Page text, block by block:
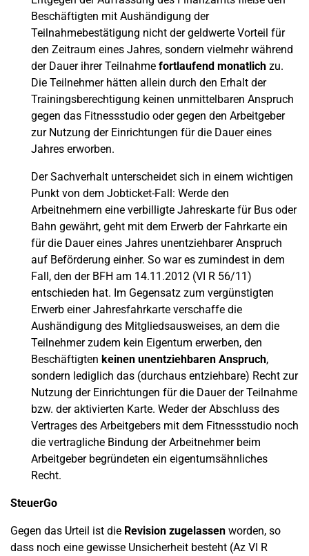
Beschäftigten mit Aushändigung der
Teilnahmebestätigung nicht der geldwerte Vorteil für
den Zeitraum eines Jahres, sondern vielmehr während
der Dauer ihrer Teilnahme fortlaufend monatlich zu.
Die Teilnehmer hätten allein durch den Erhalt der
Trainingsberechtigung keinen unmittelbaren Anspruch
gegen das Fitnessstudio oder gegen den Arbeitgeber
zur Nutzung der Einrichtungen für die Dauer eines
Jahres erworben.
Der Sachverhalt unterscheidet sich in einem wichtigen
Punkt von dem Jobticket-Fall: Werde den
Arbeitnehmern eine verbilligte Jahreskarte für Bus oder
Bahn gewährt, geht mit dem Erwerb der Fahrkarte ein
für die Dauer eines Jahres unentziehbarer Anspruch
auf Beförderung einher. So war es zumindest in dem
Fall, den der BFH am 14.11.2012 (VI R 56/11)
entschieden hat. Im Gegensatz zum vergünstigten
Erwerb einer Jahresfahrkarte verschaffe die
Aushändigung des Mitgliedsausweises, an dem die
Teilnehmer zudem kein Eigentum erwerben, den
Beschäftigten keinen unentziehbaren Anspruch,
sondern lediglich das (durchaus entziehbare) Recht zur
Nutzung der Einrichtungen für die Dauer der Teilnahme
bzw. der aktivierten Karte. Weder der Abschluss des
Vertrages des Arbeitgebers mit dem Fitnessstudio noch
die vertragliche Bindung der Arbeitnehmer beim
Arbeitgeber begründeten ein eigentumsähnliches
Recht.
SteuerGo
Gegen das Urteil ist die Revision zugelassen worden, so
dass noch eine gewisse Unsicherheit besteht (Az VI R